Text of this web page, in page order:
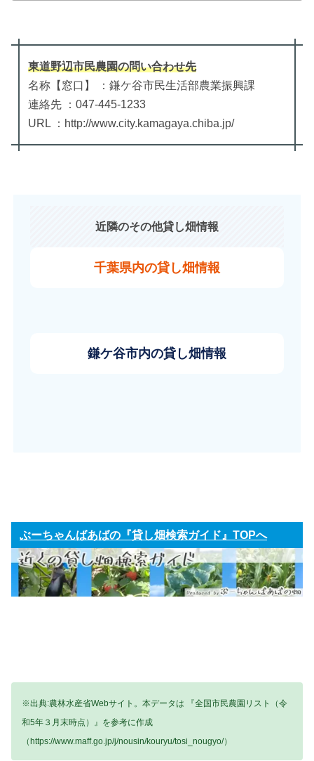
東道野辺市民農園の問い合わせ先
名称【窓口】 ：鎌ケ谷市民生活部農業振興課
連絡先 ：047-445-1233
URL ：http://www.city.kamagaya.chiba.jp/
近隣のその他貸し畑情報
千葉県内の貸し畑情報
鎌ケ谷市内の貸し畑情報
ぶーちゃんばあばの『貸し畑検索ガイド』TOPへ
※出典:農林水産省Webサイト。本データは 『全国市民農園リスト（令
和5年３月末時点）』を参考に作成
（https://www.maff.go.jp/j/nousin/kouryu/tosi_nougyo/）